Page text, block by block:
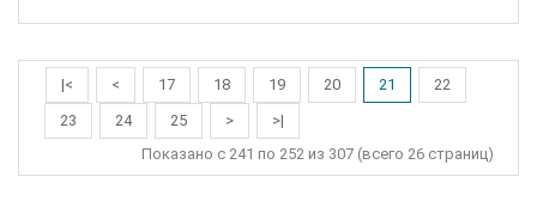
|< < 17 18 19 20 21
22
23
24 25 >
>|
Показано с 241 по 252 из 307 (всего 26 страниц)